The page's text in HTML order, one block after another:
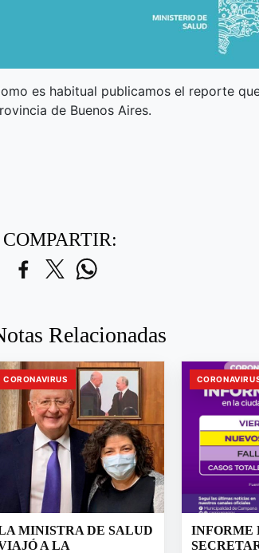
es habitual publicamos el reporte
de Buenos Aires.
COMPARTIR:
Relacionadas
CORONAVIRUS
MINISTRA DE SALUD
A LA
INFORME